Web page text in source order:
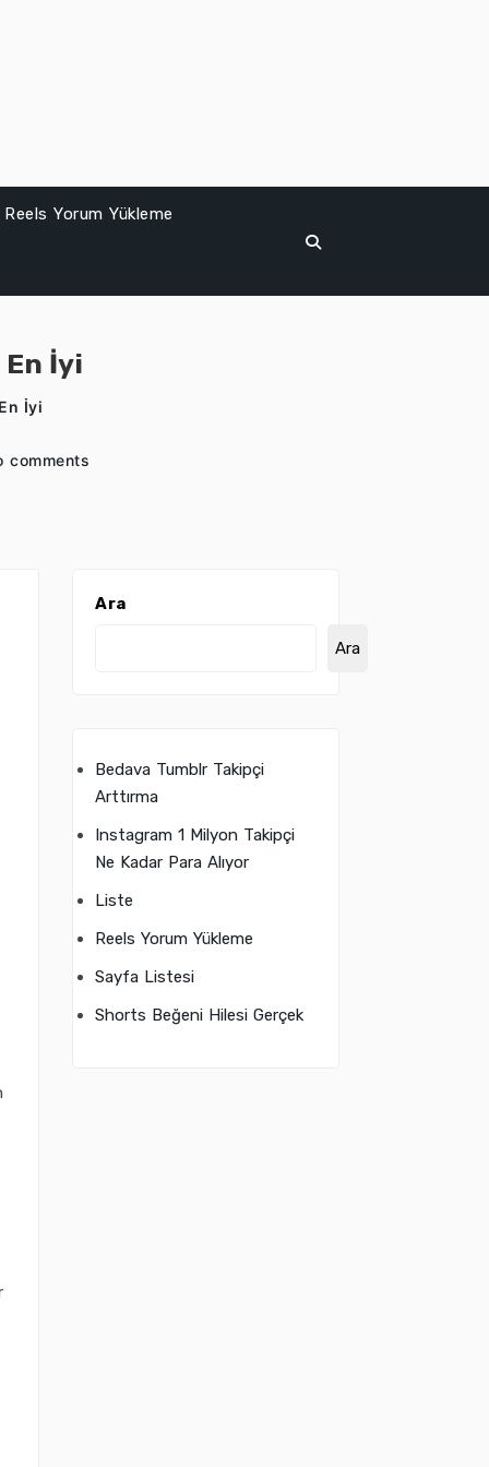
Reels Yorum Yükleme
İyi
İyi
comments
Ara
Ara
Bedava Tumblr Takipçi
Arttırma
Instagram 1 Milyon Takipçi
Ne Kadar Para Alıyor
Liste
Reels Yorum Yükleme
Sayfa Listesi
Shorts Beğeni Hilesi Gerçek